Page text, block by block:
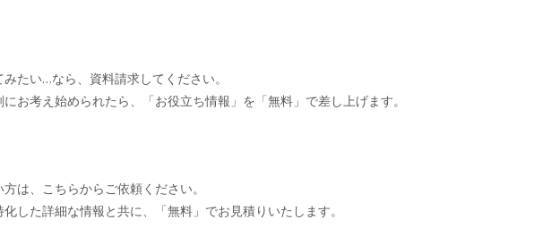
たい…なら、資料請求してください。
お考え始められたら、「お役立ち情報」を「無料」で差し上げます。
は、こちらからご依頼ください。
した詳細な情報と共に、「無料」でお見積りいたします。